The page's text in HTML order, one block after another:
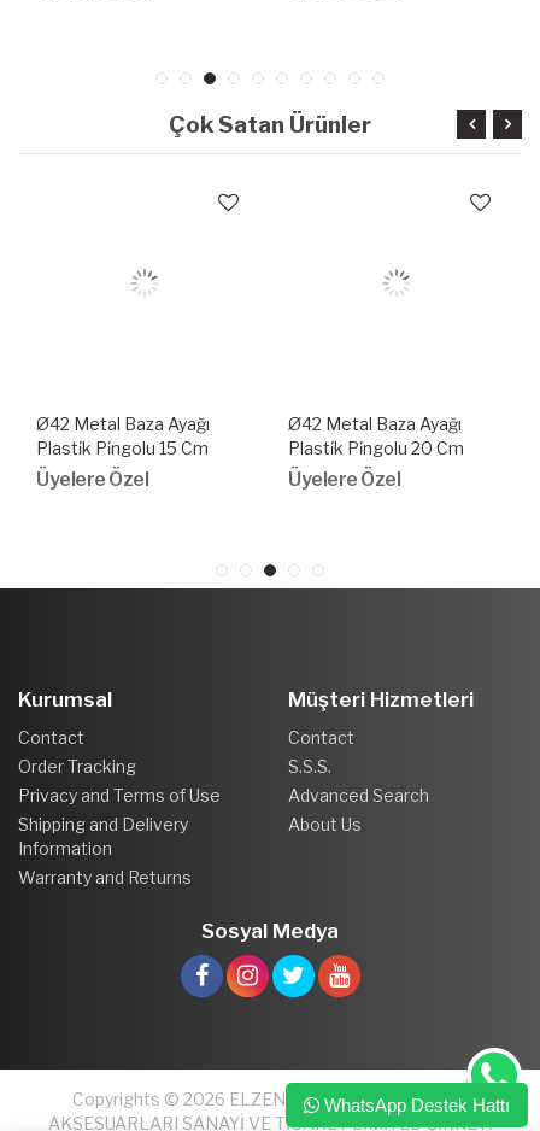
Çok Satan Ürünler
Ø42 Metal Baza Ayağı
Plasti̇k Pi̇ngolu 15 Cm
Krom
Üyelere Özel
Ø42 Metal Baza Ayağı
Plasti̇k Pi̇ngolu 20 Cm
Krom
Üyelere Özel
Kurumsal
Contact
Order Tracking
Privacy and Terms of Use
Shipping and Delivery
Information
Warranty and Returns
Müşteri Hizmetleri
Contact
S.S.S.
Advanced Search
About Us
Sosyal Medya
Copyrights © 2026 ELZEN PLASTİK VE MOBİLYA
AKSESUARLARI SANAYİ VE TİCARET LİMİTED ŞİRKETİ
WhatsApp Destek Hattı